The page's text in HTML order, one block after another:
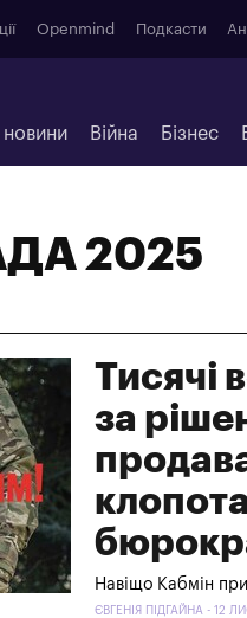
Openmind Подкасти
новини Війна Бізнес
2025
Тисячі
за
Навіщо Кабмін
ЄВГЕНІЯ ПІДГАЙНА - 12